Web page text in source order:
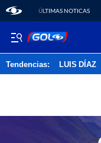
ÚLTIMAS NOTICAS
Tendencias: LUIS DÍAZ